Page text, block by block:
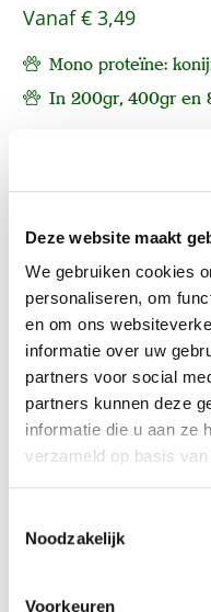
Deze website maakt
We gebruiken cookies
personaliseren, om
en om ons
informatie over uw
partners voor social
partners kunnen deze
informatie die u aan ze
verzameld op basis
Noodzakelijk
Voorkeuren
Vanaf€ 3,49
Mono proteïne:
In 200gr, 400gr en